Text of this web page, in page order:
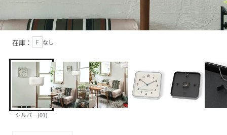
在庫： Ｆ なし
シルバー(01)